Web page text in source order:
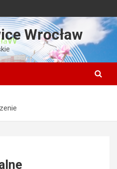
Wrocław